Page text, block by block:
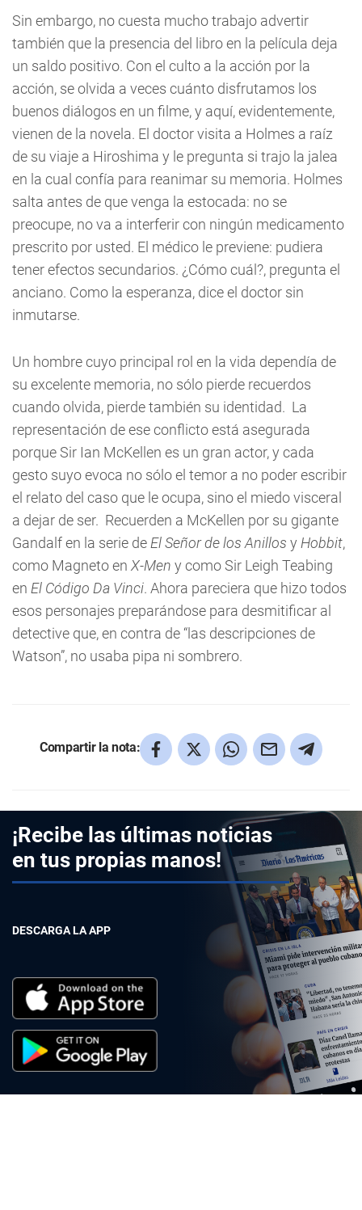
Sin embargo, no cuesta mucho trabajo advertir
también que la presencia del libro en la película deja
un saldo positivo. Con el culto a la acción por la
acción, se olvida a veces cuánto disfrutamos los
buenos diálogos en un filme, y aquí, evidentemente,
vienen de la novela. El doctor visita a Holmes a raíz
de su viaje a Hiroshima y le pregunta si trajo la jalea
en la cual confía para reanimar su memoria. Holmes
salta antes de que venga la estocada: no se
preocupe, no va a interferir con ningún medicamento
prescrito por usted. El médico le previene: pudiera
tener efectos secundarios. ¿Cómo cuál?, pregunta el
anciano. Como la esperanza, dice el doctor sin
inmutarse.
Un hombre cuyo principal rol en la vida dependía de
su excelente memoria, no sólo pierde recuerdos
cuando olvida, pierde también su identidad. La
representación de ese conflicto está asegurada
porque Sir Ian McKellen es un gran actor, y cada
gesto suyo evoca no sólo el temor a no poder escribir
el relato del caso que le ocupa, sino el miedo visceral
a dejar de ser. Recuerden a McKellen por su gigante
Gandalf en la serie de El Señor de los Anillos y Hobbit,
como Magneto en X-Men y como Sir Leigh Teabing
en El Código Da Vinci. Ahora pareciera que hizo todos
esos personajes preparándose para desmitificar al
detective que, en contra de “las descripciones de
Watson”, no usaba pipa ni sombrero.
Compartir la nota:
¡Recibe las últimas noticias
en tus propias manos!
DESCARGA LA APP